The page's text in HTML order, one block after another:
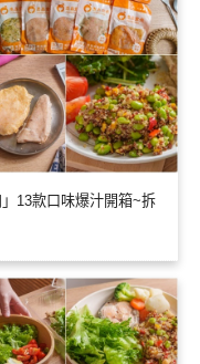
13款口味爆汁開箱~拆